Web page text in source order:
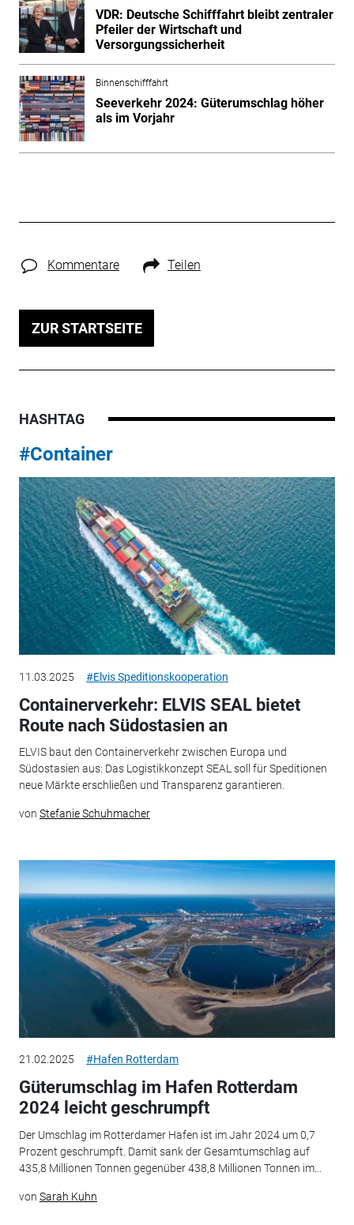
VDR: Deutsche Schifffahrt bleibt zentraler
Pfeiler der Wirtschaft und
Versorgungssicherheit
Binnenschifffahrt
Seeverkehr 2024: Güterumschlag höher
als im Vorjahr
Kommentare Teilen
ZUR STARTSEITE
HASHTAG
#Container
11.03.2025 #Elvis Speditionskooperation
Containerverkehr: ELVIS SEAL bietet
Route nach Südostasien an
ELVIS baut den Containerverkehr zwischen Europa und
Südostasien aus: Das Logistikkonzept SEAL soll für Speditionen
neue Märkte erschließen und Transparenz garantieren.
von Stefanie Schuhmacher
21.02.2025 #Hafen Rotterdam
Güterumschlag im Hafen Rotterdam
2024 leicht geschrumpft
Der Umschlag im Rotterdamer Hafen ist im Jahr 2024 um 0,7
Prozent geschrumpft. Damit sank der Gesamtumschlag auf
435,8 Millionen Tonnen gegenüber 438,8 Millionen Tonnen im...
von Sarah Kuhn